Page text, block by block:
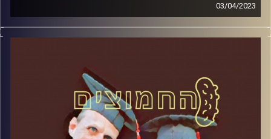
03/04/2023
המערכת הפוליטית על ספת הפסיכולוג, עם פרופסור בועז בן-
דוד ופרופסור גלעד הירשברגר.